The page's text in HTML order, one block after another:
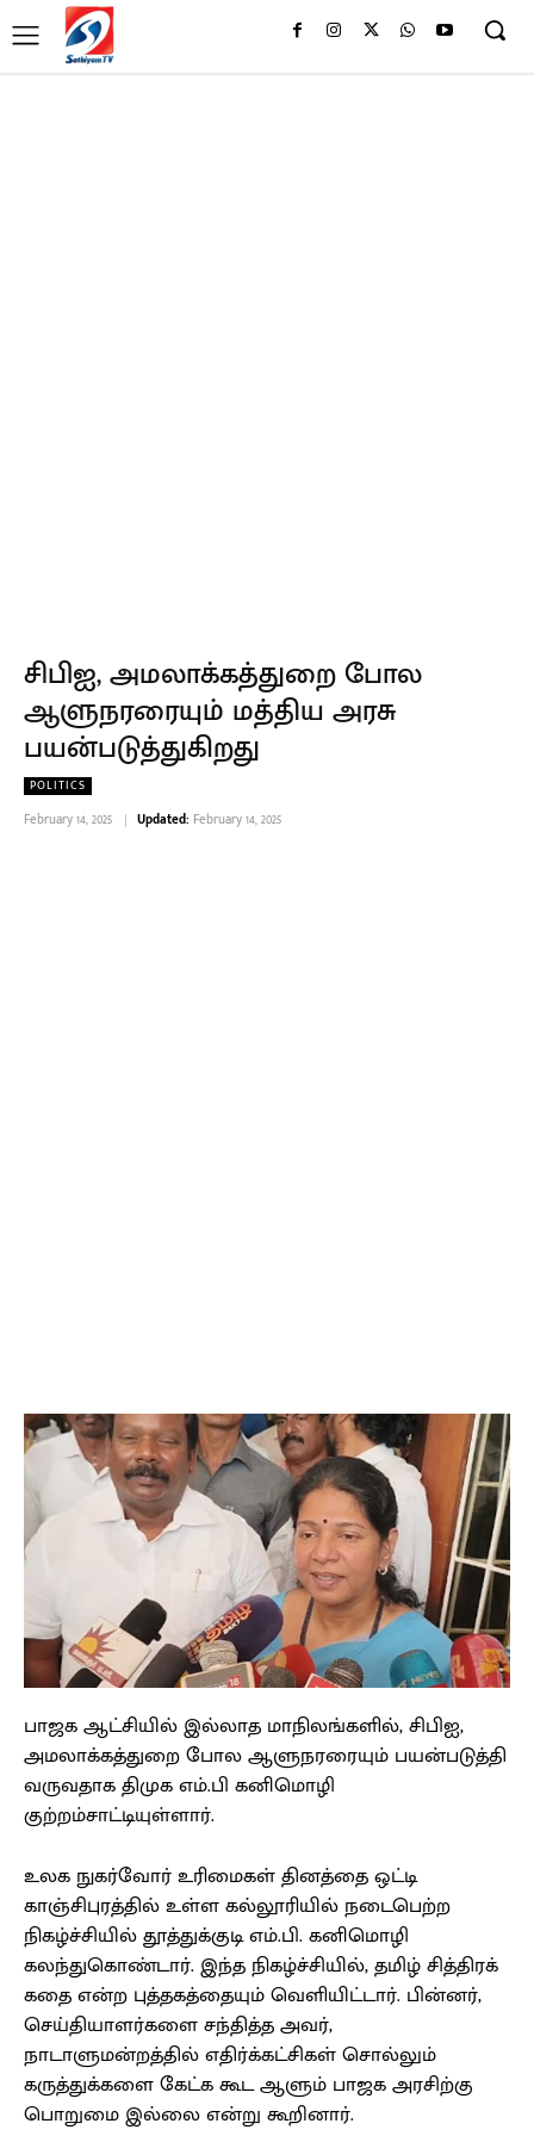
சிபிஐ, அமலாக்கத்துறை போல
ஆளுநரரையும் மத்திய அரசு
பயன்படுத்துகிறது
POLITICS
February 14, 2025 Updated: February 14, 2025
பாஜக ஆட்சியில் இல்லாத மாநிலங்களில், சிபிஐ,
அமலாக்கத்துறை போல ஆளுநரரையும் பயன்படுத்தி
வருவதாக திமுக எம்.பி கனிமொழி
குற்றம்சாட்டியுள்ளார்.
உலக நுகர்வோர் உரிமைகள் தினத்தை ஒட்டி
காஞ்சிபுரத்தில் உள்ள கல்லூரியில் நடைபெற்ற
நிகழ்ச்சியில் தூத்துக்குடி எம்.பி. கனிமொழி
கலந்துகொண்டார். இந்த நிகழ்ச்சியில், தமிழ் சித்திரக்
கதை என்ற புத்தகத்தையும் வெளியிட்டார். பின்னர்,
செய்தியாளர்களை சந்தித்த அவர்,
நாடாளுமன்றத்தில் எதிர்க்கட்சிகள் சொல்லும்
கருத்துக்களை கேட்க கூட ஆளும் பாஜக அரசிற்கு
பொறுமை இல்லை என்று கூறினார்.